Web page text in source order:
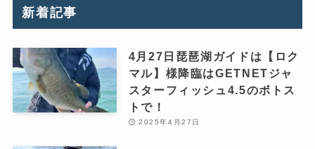
新着記事
4月27日琵琶湖ガイドは【ロク
マル】様降臨はGETNETジャ
スターフィッシュ4.5のボトス
トで！
2025年4月27日